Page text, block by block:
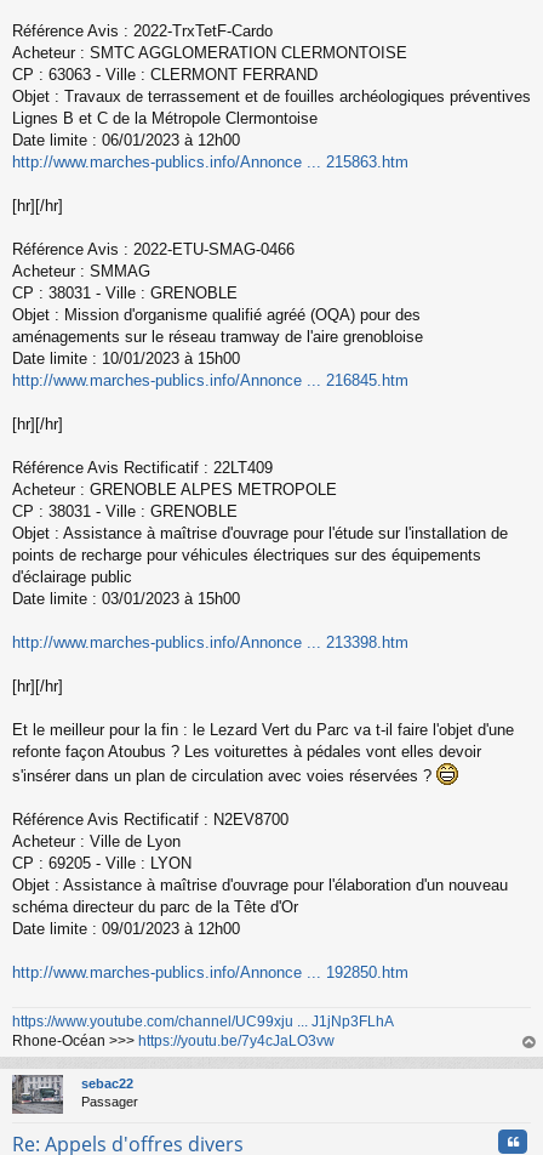
a
n
o
n
l
u
Référence Avis : 2022-TrxTetF-Cardo
Acheteur : SMTC AGGLOMERATION CLERMONTOISE
CP : 63063 - Ville : CLERMONT FERRAND
Objet : Travaux de terrassement et de fouilles archéologiques préventives
Lignes B et C de la Métropole Clermontoise
Date limite : 06/01/2023 à 12h00
http://www.marches-publics.info/Annonce ... 215863.htm
[hr][/hr]
Référence Avis : 2022-ETU-SMAG-0466
Acheteur : SMMAG
CP : 38031 - Ville : GRENOBLE
Objet : Mission d'organisme qualifié agréé (OQA) pour des
aménagements sur le réseau tramway de l'aire grenobloise
Date limite : 10/01/2023 à 15h00
http://www.marches-publics.info/Annonce ... 216845.htm
[hr][/hr]
Référence Avis Rectificatif : 22LT409
Acheteur : GRENOBLE ALPES METROPOLE
CP : 38031 - Ville : GRENOBLE
Objet : Assistance à maîtrise d'ouvrage pour l'étude sur l'installation de
points de recharge pour véhicules électriques sur des équipements
d'éclairage public
Date limite : 03/01/2023 à 15h00
http://www.marches-publics.info/Annonce ... 213398.htm
[hr][/hr]
Et le meilleur pour la fin : le Lezard Vert du Parc va t-il faire l'objet d'une
refonte façon Atoubus ? Les voiturettes à pédales vont elles devoir
s'insérer dans un plan de circulation avec voies réservées ?
Référence Avis Rectificatif : N2EV8700
Acheteur : Ville de Lyon
CP : 69205 - Ville : LYON
Objet : Assistance à maîtrise d'ouvrage pour l'élaboration d'un nouveau
schéma directeur du parc de la Tête d'Or
Date limite : 09/01/2023 à 12h00
http://www.marches-publics.info/Annonce ... 192850.htm
https://www.youtube.com/channel/UC99xju ... J1jNp3FLhA
Rhone-Océan >>> https://youtu.be/7y4cJaLO3vw
au
sebac22
Passager
Re: Appels d'offres divers